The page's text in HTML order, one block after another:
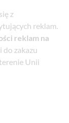
z
reklam.
reklam na
do zakazu
Unii